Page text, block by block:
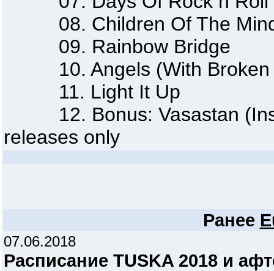
08. Children Of The
09. Rainbow Bridge
10. Angels (With Broken
11. Light It Up
12. Bonus: Vasastan
releases only
Ранее
07.06.2018
Расписание TUSKA 2018 и